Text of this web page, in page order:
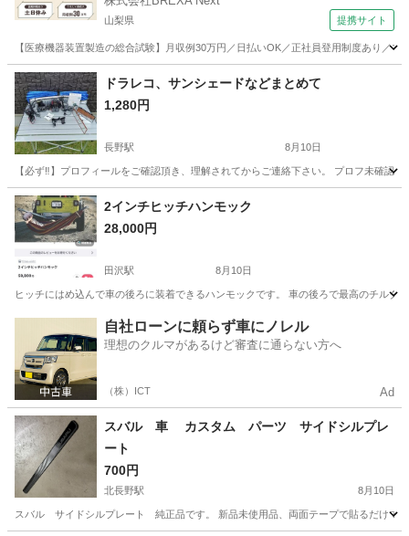
山梨県 提携サイト
【医療機器装置製造の総合試験】月収例30万円／日払いOK／正社員登用制度あり
山梨 その他
ドラレコ、サンシェードなどまとめて
1,280円
長野駅 8月10日
【必ず‼️】プロフィールをご確認頂き、理解されてからご連絡下さい。 プロフ未確認
長野 長野市 長野駅 その他
2インチヒッチハンモック
28,000円
田沢駅 8月10日
ヒッチにはめ込んで車の後ろに装着できるハンモックです。 車の後ろで最高のチル
田沢駅 その他
自社ローンに頼らず車にノレル
理想のクルマがあるけど審査に通らない方へ
（株）ICT Ad
スバル 車 カスタム パーツ サイドシルプレ
ート
700円
北長野駅 8月10日
スバル サイドシルプレート 純正品です。 新品未使用品、両面テープで貼るだけで